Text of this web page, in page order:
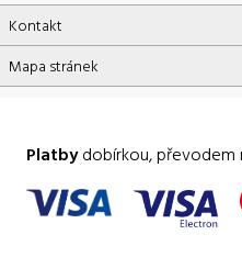
Kontakt
Mapa stránek
Platbydobírkou, převodem